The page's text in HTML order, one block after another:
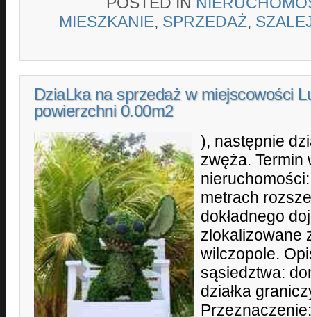
MIESZKANIE, SPRZEDAŻ,
DziaLka na sprzedaż w miejscowości
powierzchni 0.00m2
), następnie
zwęża. Termin
metrach
dokładnego
zlokalizowane
wilczopole.
sąsiedztwa:
działka